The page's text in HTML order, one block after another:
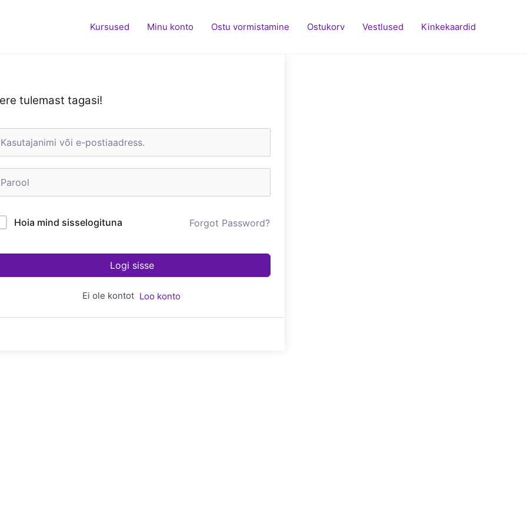
Kursused Minu konto Ostu vormistamine Ostukorv Vestlused Kinkekaardid
tulemast tagasi!
Hoia mind sisselogituna Forgot Password?
Logi sisse
Ei ole kontot Loo konto